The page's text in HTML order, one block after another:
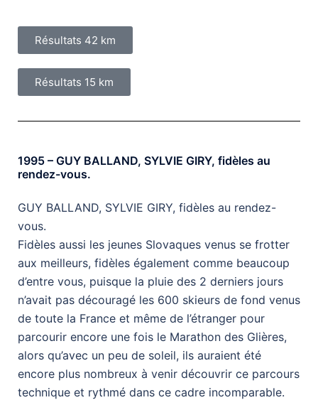
Résultats 42 km
Résultats 15 km
1995 – GUY BALLAND, SYLVIE GIRY, fidèles au
rendez-vous.
GUY BALLAND, SYLVIE GIRY, fidèles au rendez-
vous.
Fidèles aussi les jeunes Slovaques venus se frotter
aux meilleurs, fidèles également comme beaucoup
d’entre vous, puisque la pluie des 2 derniers jours
n’avait pas découragé les 600 skieurs de fond venus
de toute la France et même de l’étranger pour
parcourir encore une fois le Marathon des Glières,
alors qu’avec un peu de soleil, ils auraient été
encore plus nombreux à venir découvrir ce parcours
technique et rythmé dans ce cadre incomparable.